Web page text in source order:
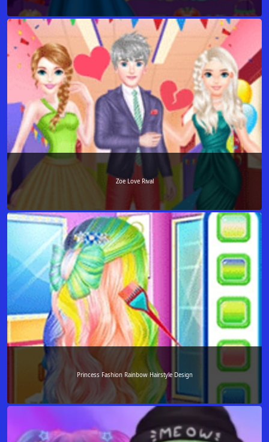
Zoe Love Rival
Princess Fashion Rainbow Hairstyle Design